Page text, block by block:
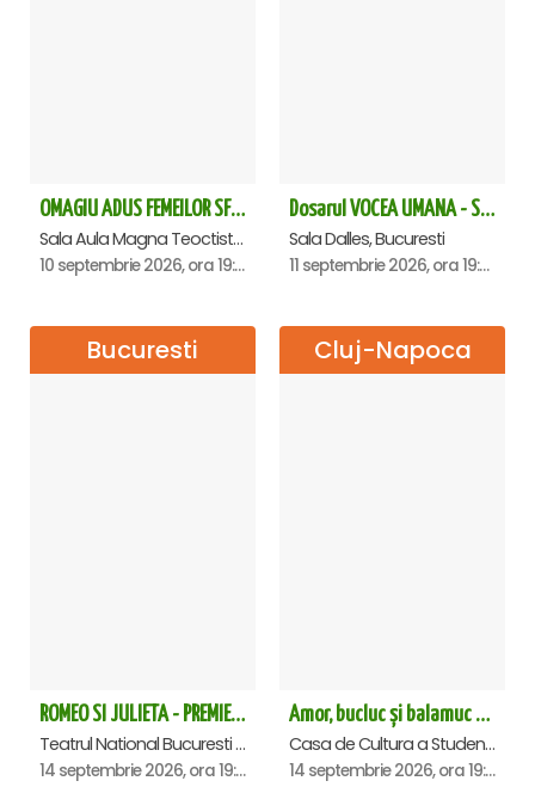
OMAGIU ADUS FEMEILOR SFINTE - Ana Nuță
Sala Aula Magna Teoctist Patriarhul, Palatul Patriarhiei, Bucuresti
10 septembrie 2026, ora 19:00
Dosarul VOCEA UMANA - Sala Dalles
Sala Dalles, Bucuresti
11 septembrie 2026, ora 19:30
Bucuresti
ROMEO SI JULIETA - PREMIERA OFICIALA - Bucuresti
Teatrul National Bucuresti - Sala Ion Caramitru, Bucuresti
14 septembrie 2026, ora 19:00
Cluj-Napoca
Amor, bucluc și balamuc - Premiera națională - Cluj Napoca
Casa de Cultura a Studentilor Dumitru Farcas, Cluj-Napoca
14 septembrie 2026, ora 19:30